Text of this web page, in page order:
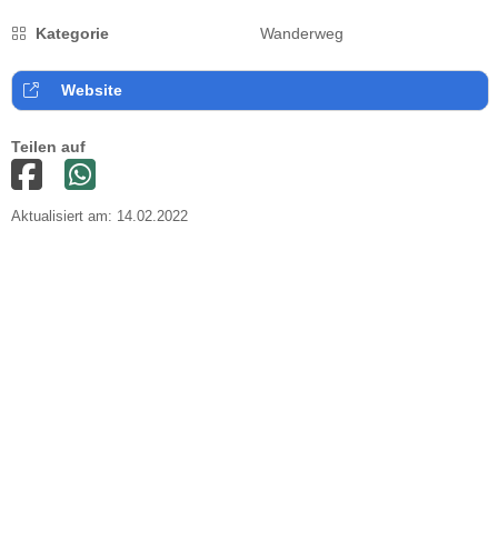
Kategorie Wanderweg
Website
Teilen auf
Aktualisiert am: 14.02.2022